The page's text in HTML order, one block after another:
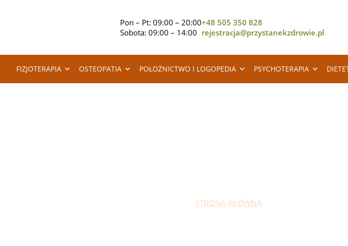
Pon – Pt: 09:00 – 20:00
Sobota: 09:00 – 14:00
+48 505 350 828
rejestracja@przystanekzdrowie.pl
FIZJOTERAPIA OSTEOPATIA POŁOŻNICTWO I LOGOPEDIA PSYCHOTERAPIA
STRONA GŁÓWNA